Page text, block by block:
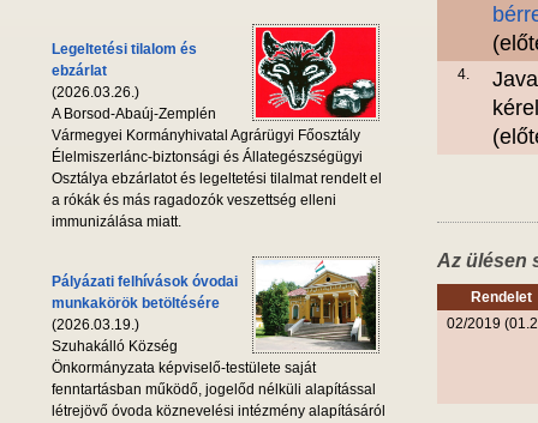
Legeltetési tilalom és
ebzárlat
(2026.03.26.)
A Borsod-Abaúj-Zemplén
Vármegyei Kormányhivatal Agrárügyi Főosztály
Élelmiszerlánc-biztonsági és Állategészségügyi
Osztálya ebzárlatot és legeltetési tilalmat rendelt el
a rókák és más ragadozók veszettség elleni
immunizálása miatt.
Pályázati felhívások óvodai
munkakörök betöltésére
(2026.03.19.)
Szuhakálló Község
Önkormányzata képviselő-testülete saját
fenntartásban működő, jogelőd nélküli alapítással
létrejövő óvoda köznevelési intézmény alapításáról
4.
Az ülésen
Rendelet
02/2019